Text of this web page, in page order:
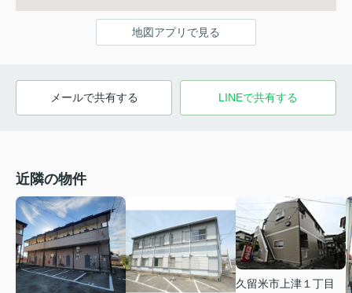
地図アプリで見る
メールで共有する LINEで共有する
近隣の物件
久留米市上津１丁目